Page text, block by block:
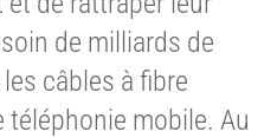
de milliards de
câbles à fibre
mobile. Au